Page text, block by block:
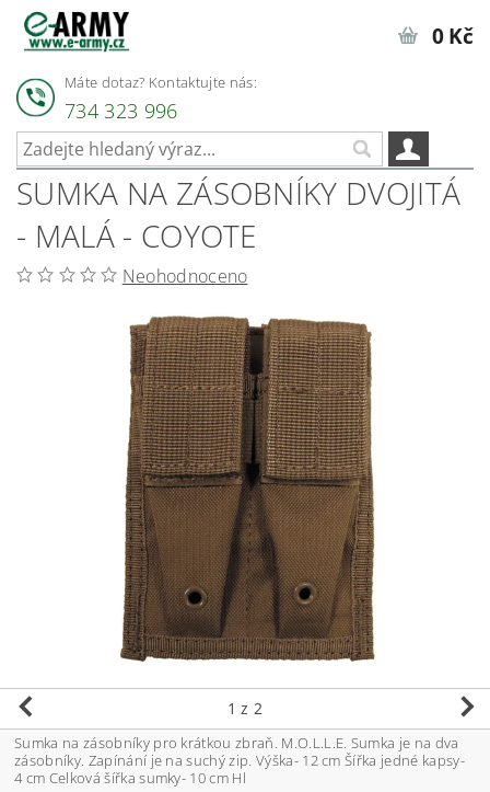
Máte dotaz? Kontaktujte nás:
734 323 996
0 Kč
SUMKA NA ZÁSOBNÍKY DVOJITÁ
- MALÁ - COYOTE
Neohodnoceno
1 z 2
Sumka na zásobníky pro krátkou zbraň. M.O.L.L.E. Sumka je na dva
zásobníky. Zapínání je na suchý zip. Výška- 12 cm Šířka jedné kapsy-
4 cm Celková šířka sumky- 10 cm Hl